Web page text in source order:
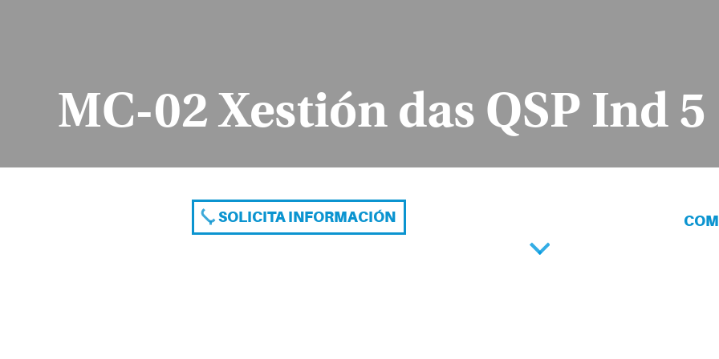
MC-02 Xestión das QSP Ind 5
SOLICITA INFORMACIÓN